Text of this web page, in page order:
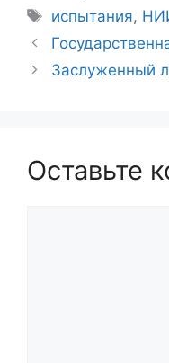
Метки
испытания,
Заслуженный
Оставьте